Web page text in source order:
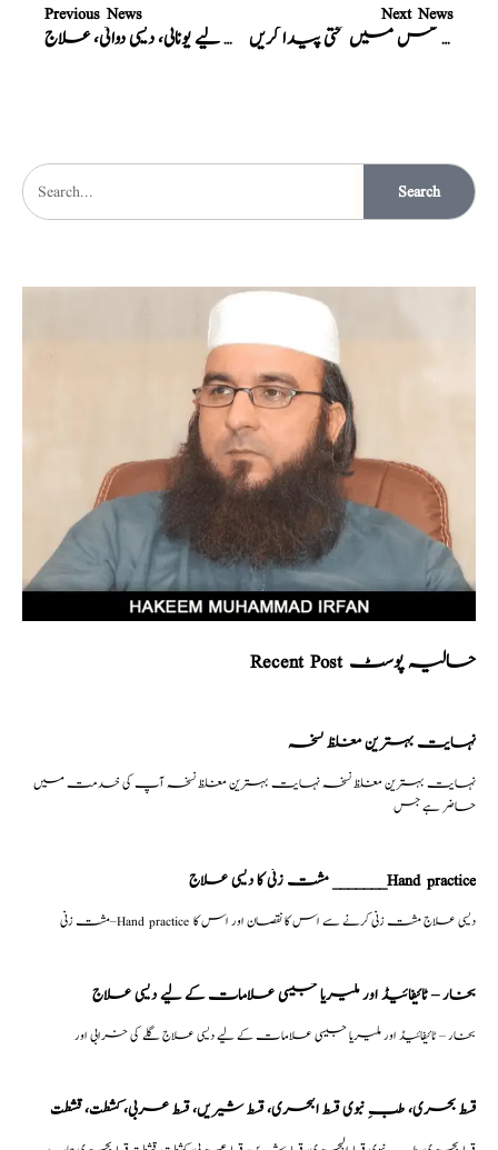
Previous News
احتلام، جریان، کے لیے یونانی، دیسی دوائی، علاج
Next News
مردانہ طاقت، اور نفس میں سختی پیدا کریں
Search
Recent Post حالیہ پوسٹ
نہایت بہترین مغلظ نسخہ
نہایت بہترین مغلظ نسخہ نہایت بہترین مغلظ نسخہ آپ کی خدمت میں
حاضر ہے جس
مشت زنی کا دیسی علاج _______Hand practice
مشت زنی–Hand practice دیسی علاج مشت زنی کرنے سے اس کا نقصان اور اس کا
بخار – ٹائیفائیڈ اور ملیریا جیسی علامات کے لیے دیسی علاج
بخار – ٹائیفائیڈ اور ملیریا جیسی علامات کے لیے دیسی علاج گلے کی خرابی اور
قسط بحری، طبِ نبوی قسط البحری، قسط شیریں، قسط عربی، كشطت، قشطت